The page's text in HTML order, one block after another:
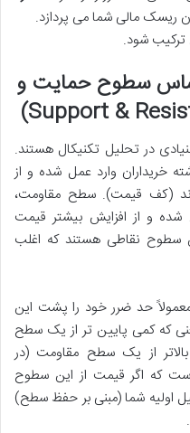
ریسک مالی شما می پردازد.
ترکیب شود.
اساس سطوح حمایت و
در تحلیل تکنیکال هستند.
خریداران وارد عمل شده و از
(کف قیمت). سطح مقاومت،
و از افزایش بیشتر قیمت
سطوح نقاطی هستند که اغلب
معمولاً حد ضرر خود را پشت این
که کمی پایین تر از یک سطح
از یک سطح مقاومت (در
که اگر قیمت از این سطوح
اولیه شما (مبنی بر حفظ سطح)